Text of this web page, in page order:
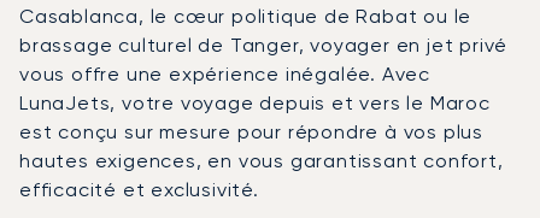
Casablanca, le cœur politique de Rabat ou le
brassage culturel de Tanger, voyager en jet privé
vous offre une expérience inégalée. Avec
LunaJets, votre voyage depuis et vers le Maroc
est conçu sur mesure pour répondre à vos plus
hautes exigences, en vous garantissant confort,
efficacité et exclusivité.